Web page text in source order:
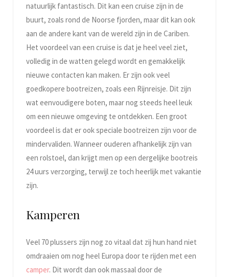
natuurlijk fantastisch. Dit kan een cruise zijn in de
buurt, zoals rond de Noorse fjorden, maar dit kan ook
aan de andere kant van de wereld zijn in de Cariben.
Het voordeel van een cruise is dat je heel veel ziet,
volledig in de watten gelegd wordt en gemakkelijk
nieuwe contacten kan maken. Er zijn ook veel
goedkopere bootreizen, zoals een Rijnreisje. Dit zijn
wat eenvoudigere boten, maar nog steeds heel leuk
om een nieuwe omgeving te ontdekken. Een groot
voordeel is dat er ook speciale bootreizen zijn voor de
mindervaliden. Wanneer ouderen afhankelijk zijn van
een rolstoel, dan krijgt men op een dergelijke bootreis
24 uurs verzorging, terwijl ze toch heerlijk met vakantie
zijn.
Kamperen
Veel 70 plussers zijn nog zo vitaal dat zij hun hand niet
omdraaien om nog heel Europa door te rijden met een
camper. Dit wordt dan ook massaal door de